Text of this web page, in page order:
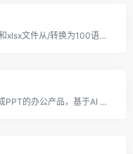
Brian在3分钟内将您的pptx，docx和xlsx文件从/转换为100语言，同时保持格式!
ChatPPT为必优科技旗下国内AI生成PPT的办公产品，基于AI Chat指令式内容生成与创作，辅助职场办公人工更高效去创作PPT文档，目前接入超过350+指